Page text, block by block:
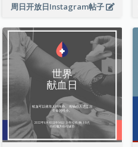
周日开放日Instagram帖子